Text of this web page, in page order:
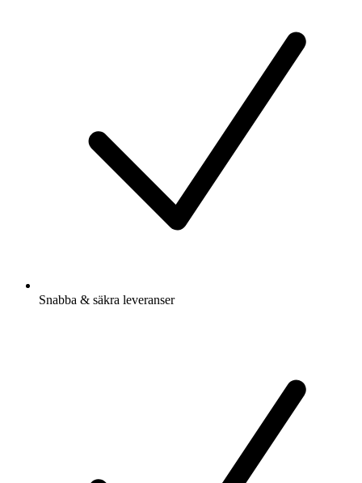
Snabba & säkra leveranser